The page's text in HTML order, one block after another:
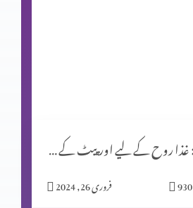
کرسمس اسپیشل: غذا روح کے لیے اور پیٹ کے لیے؟
فروری 26, 2024 930